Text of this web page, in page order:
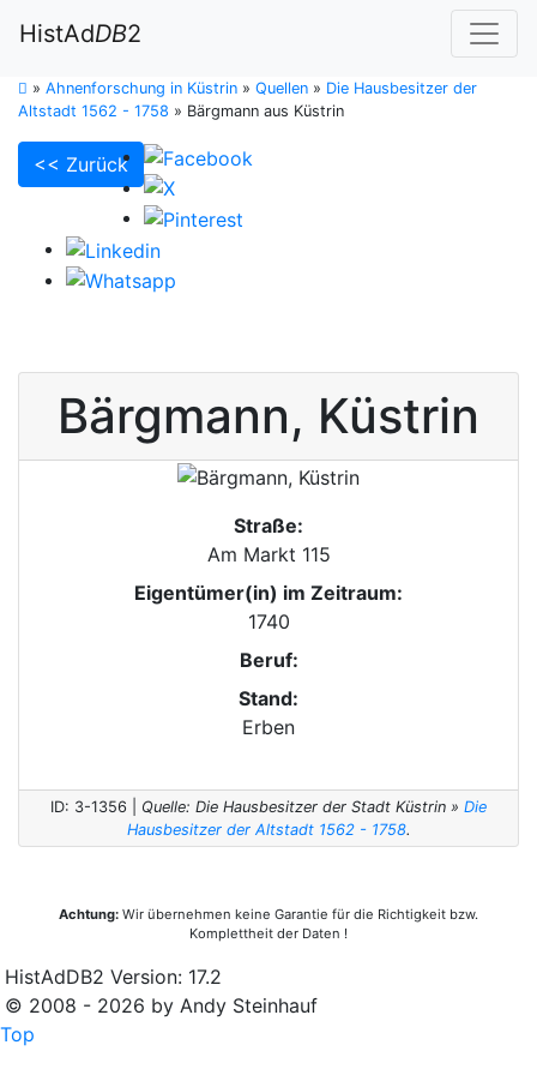
HistAdDB2
» Ahnenforschung in Küstrin » Quellen » Die Hausbesitzer der
Altstadt 1562 - 1758 » Bärgmann aus Küstrin
<< Zurück
Bärgmann, Küstrin
Straße:
Am Markt 115
Eigentümer(in) im Zeitraum:
1740
Beruf:
Stand:
Erben
ID: 3-1356 | Quelle: Die Hausbesitzer der Stadt Küstrin » Die
Hausbesitzer der Altstadt 1562 - 1758.
Achtung: Wir übernehmen keine Garantie für die Richtigkeit bzw.
Komplettheit der Daten !
HistAdDB2 Version: 17.2
© 2008 - 2026 by Andy Steinhauf
Top